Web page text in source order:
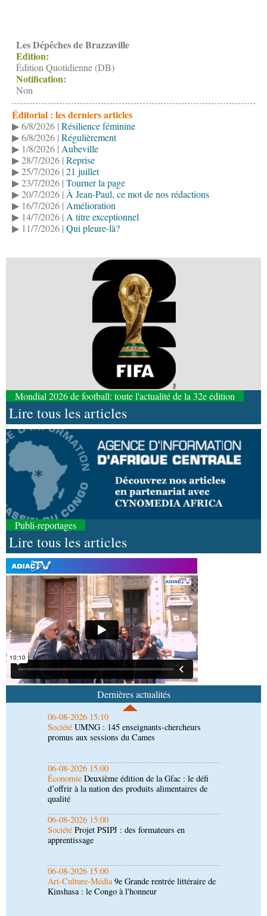
Les Dépêches de Brazzaville
Edition:
Édition Quotidienne (DB)
Notification:
Non
Éditorial : les derniers articles
▶ 6/8/2026 | Résilience féminine
▶ 6/8/2026 | Régulièrement
▶ 1/8/2026 | Aubeville
▶ 28/7/2026 | Reprise
▶ 25/7/2026 | 21 juillet
▶ 23/7/2026 | Tourner la page
▶ 20/7/2026 | À Jean-Paul, ce mot de nos rédactions
▶ 16/7/2026 | Amélioration
▶ 14/7/2026 | A titre exceptionnel
▶ 11/7/2026 | Qui pleure-là?
Mondial 2026 de football: toute l'actualité de la 32e édition
Lire tous les articles
Publi-reportages
Lire tous les articles
Dernières actualités
06-08-2026 16:30
SociétéDiaspora : rencontre des Congolais de
l'étranger à Brazzaville
06-08-2026 15:30
ÉconomieAgriculture : Denis Sassou N'Guesso
lance la deuxième édition de la Grande foire
agricole du Congo
UMNG : 145 enseignants-chercheurs
promus aux sessions du Cames
06-08-2026 15:00
ÉconomieDeuxième édition de la Gfac : le défi
d’offrir à la nation des produits alimentaires de
06-08-2026 15:00
SociétéProjet PSIPJ : des formateurs en
apprentissage
06-08-2026 15:00
Art-Culture-Média9e Grande rentrée littéraire de
Kinshasa : le Congo à l'honneur
06-08-2026 14:30
ÉconomieGfac 2026 : des produits locaux dans
les stands, des surgelés dans les assiettes